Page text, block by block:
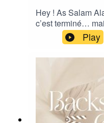
Hey ! As Salam
c’est terminé…
raconter
simple email a
être un coup dur
email, je n’aurais
Play